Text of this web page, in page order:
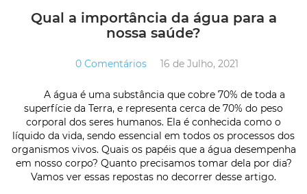
Qual a importância da água para a
nossa saúde?
0 Comentários 16 de Julho, 2021
A água é uma substância que cobre 70% de toda a
superfície da Terra, e representa cerca de 70% do peso
corporal dos seres humanos. Ela é conhecida como o
líquido da vida, sendo essencial em todos os processos dos
organismos vivos. Quais os papéis que a água desempenha
em nosso corpo? Quanto precisamos tomar dela por dia?
Vamos ver essas repostas no decorrer desse artigo.